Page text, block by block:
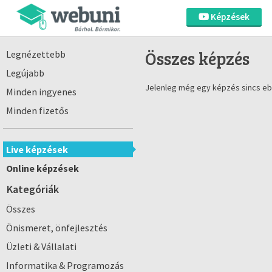
Képzések
Legnézettebb
Legújabb
Minden ingyenes
Minden fizetős
Live képzések
Online képzések
Kategóriák
Összes
Önismeret, önfejlesztés
Üzleti & Vállalati
Informatika & Programozás
Összes képzés
Jelenleg még egy képzés sincs